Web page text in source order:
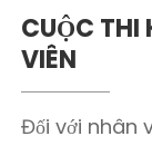
CUỘC THI
VIÊN
Đối với nhân